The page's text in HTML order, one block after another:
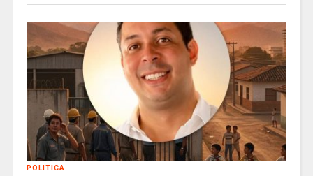
POLITICA